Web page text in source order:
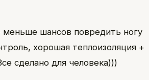
меньше шансов повредить ногу
хорошая теплоизоляция +
сделано для человека)))